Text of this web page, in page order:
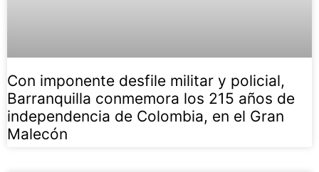
Con imponente desfile militar y policial,
Barranquilla conmemora los 215 años de
independencia de Colombia, en el Gran
Malecón